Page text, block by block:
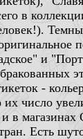
в
и
-
число
Есть